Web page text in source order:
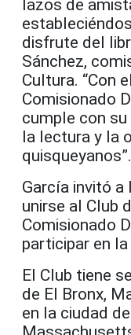
lazos de
disfrute del
Sánchez,
Cultura. “Con
Comisionado
cumple con
la lectura y la
quisqueyanos”.
García invitó
unirse al Club
Comisionado
participar en
El Club tiene
de El Bronx,
en la ciudad